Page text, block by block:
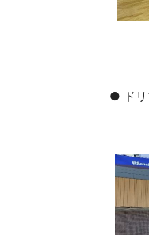
● ドリ